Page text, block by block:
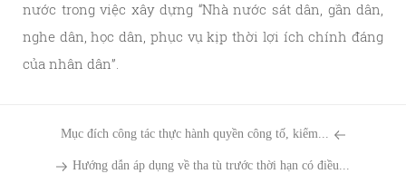
nước trong việc xây dựng “Nhà nước sát dân, gần dân,
nghe dân, học dân, phục vụ kịp thời lợi ích chính đáng
của nhân dân”.
Mục đích công tác thực hành quyền công tố, kiểm...
Hướng dẫn áp dụng về tha tù trước thời hạn có điều...